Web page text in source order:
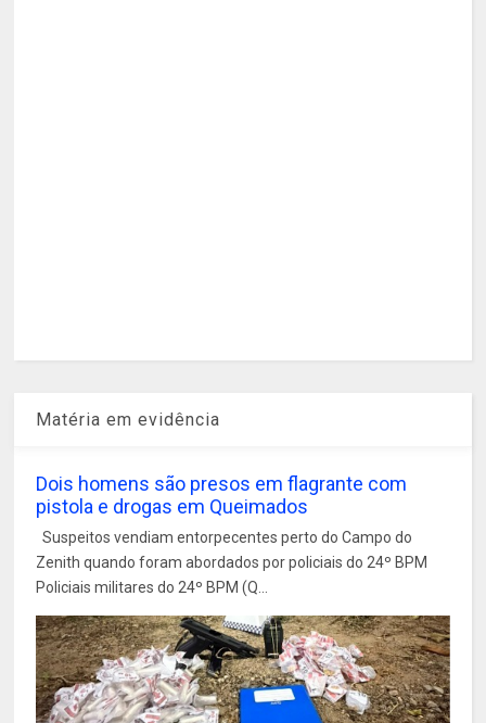
Matéria em evidência
Dois homens são presos em flagrante com
pistola e drogas em Queimados
Suspeitos vendiam entorpecentes perto do Campo do
Zenith quando foram abordados por policiais do 24º BPM
Policiais militares do 24º BPM (Q...